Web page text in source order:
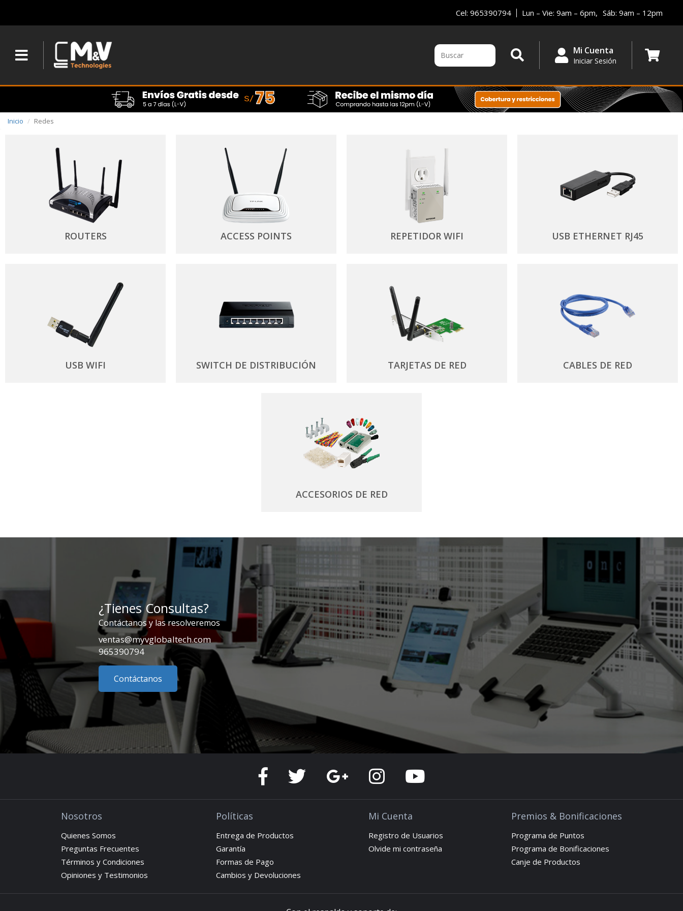
Cel: 965390794 Lun – Vie: 9am – 6pm, Sáb: 9am – 12pm
Mi Cuenta
Iniciar Sesión
Inicio Redes
ROUTERS ACCESS POINTS REPETIDOR WIFI USB ETHERNET RJ45
USB WIFI SWITCH DE DISTRIBUCIÓN TARJETAS DE RED CABLES DE RED
ACCESORIOS DE RED
¿Tienes Consultas?
Contáctanos y las resolveremos
ventas@myvglobaltech.com
965390794
Contáctanos
Nosotros
Quienes Somos
Preguntas Frecuentes
Términos y Condiciones
Opiniones y Testimonios
Políticas
Entrega de Productos
Garantía
Formas de Pago
Cambios y Devoluciones
Mi Cuenta
Registro de Usuarios
Olvide mi contraseña
Premios & Bonificaciones
Programa de Puntos
Programa de Bonificaciones
Canje de Productos